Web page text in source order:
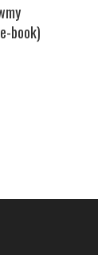
book)